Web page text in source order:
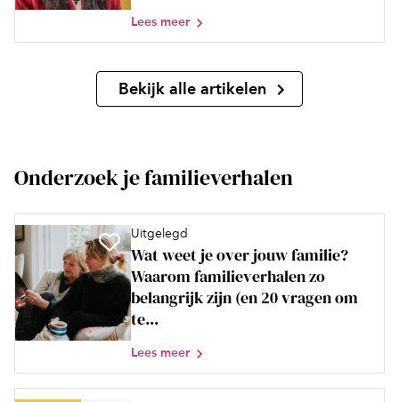
Lees meer
Bekijk alle artikelen
Onderzoek je familieverhalen
Uitgelegd
Wat weet je over jouw familie?
Waarom familieverhalen zo
belangrijk zijn (en 20 vragen om
te...
Lees meer